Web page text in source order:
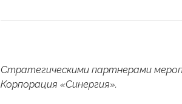
Стратегическими партнерами
Корпорация «Синергия».